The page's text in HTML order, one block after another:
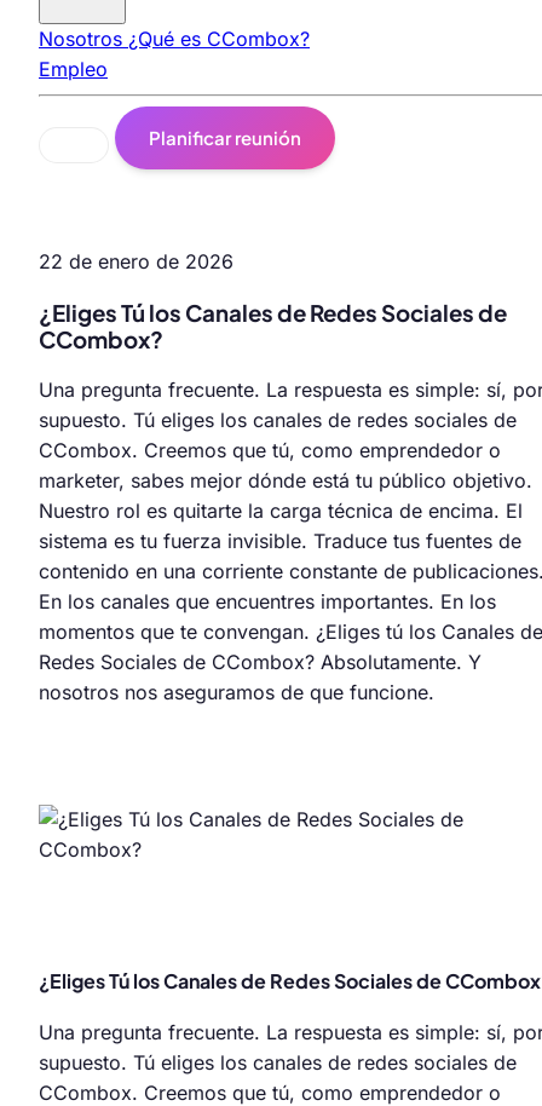
Nosotros ¿Qué es CCombox?
Empleo
Planificar reunión
22 de enero de 2026
¿Eliges Tú los Canales de Redes Sociales de
CCombox?
Una pregunta frecuente. La respuesta es simple: sí,
supuesto. Tú eliges los canales de redes sociales de
CCombox. Creemos que tú, como emprendedor o
marketer, sabes mejor dónde está tu público objetivo.
Nuestro rol es quitarte la carga técnica de encima. El
sistema es tu fuerza invisible. Traduce tus fuentes de
contenido en una corriente constante de
En los canales que encuentres importantes. En los
momentos que te convengan. ¿Eliges tú los Canales de
Redes Sociales de CCombox? Absolutamente. Y
nosotros nos aseguramos de que funcione.
¿Eliges Tú los Canales de Redes Sociales de
Una pregunta frecuente. La respuesta es simple: sí,
supuesto. Tú eliges los canales de redes sociales de
CCombox. Creemos que tú, como emprendedor o